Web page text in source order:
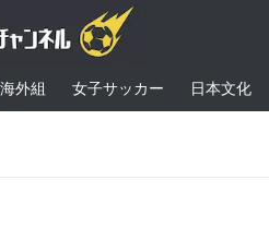
海外組 女子サッカー 日本文化